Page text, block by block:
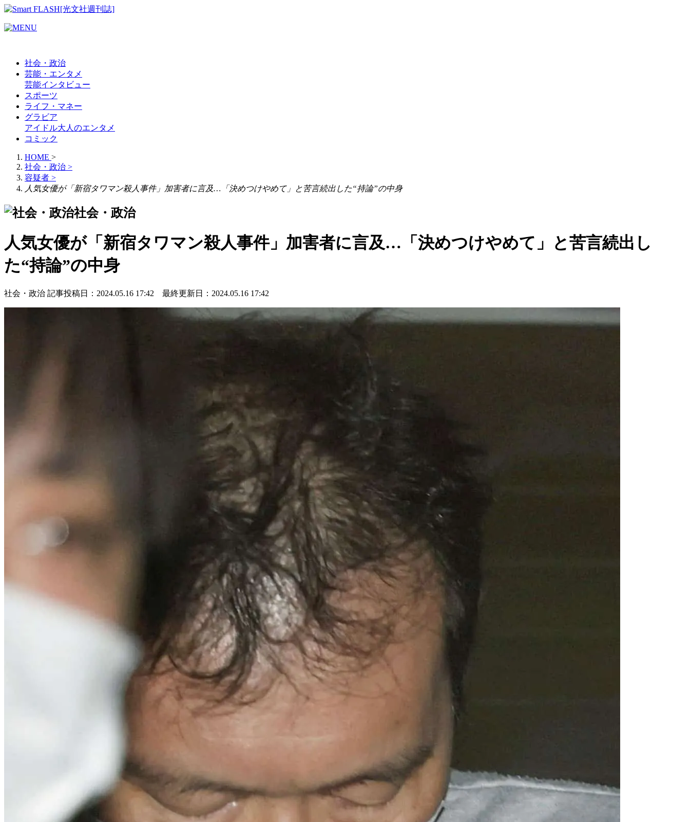
社会・政治
芸能・エンタメ
芸能インタビュー
スポーツ
ライフ・マネー
グラビア
アイドル大人のエンタメ
コミック
HOME >
社会・政治 >
容疑者 >
人気女優が「新宿タワマン殺人事件」加害者に言及…「決めつけやめて」と苦言続出した“持論”の中身
社会・政治
人気女優が「新宿タワマン殺人事件」加害者に言及…「決めつけやめて」と苦言続出し
た“持論”の中身
社会・政治 記事投稿日：2024.05.16 17:42 最終更新日：2024.05.16 17:42